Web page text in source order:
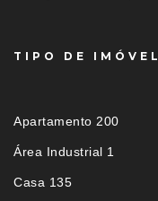
TIPO DE IMÓVEL
Apartamento 200
Área Industrial 1
Casa 135